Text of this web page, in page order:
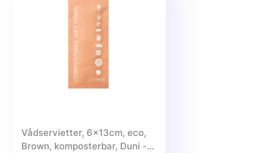
Vådservietter, 6x13cm, eco,
Brown, komposterbar, Duni -